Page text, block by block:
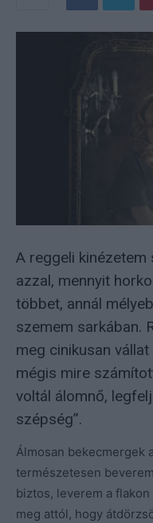
A reggeli
azzal, mennyit
többet, annál
szemem sarkában.
meg cinikusan
mégis mire
voltál álomnő,
szépség”.
Álmosan bekecmergek
természetesen
biztos, leverem a
meg attól, hogy